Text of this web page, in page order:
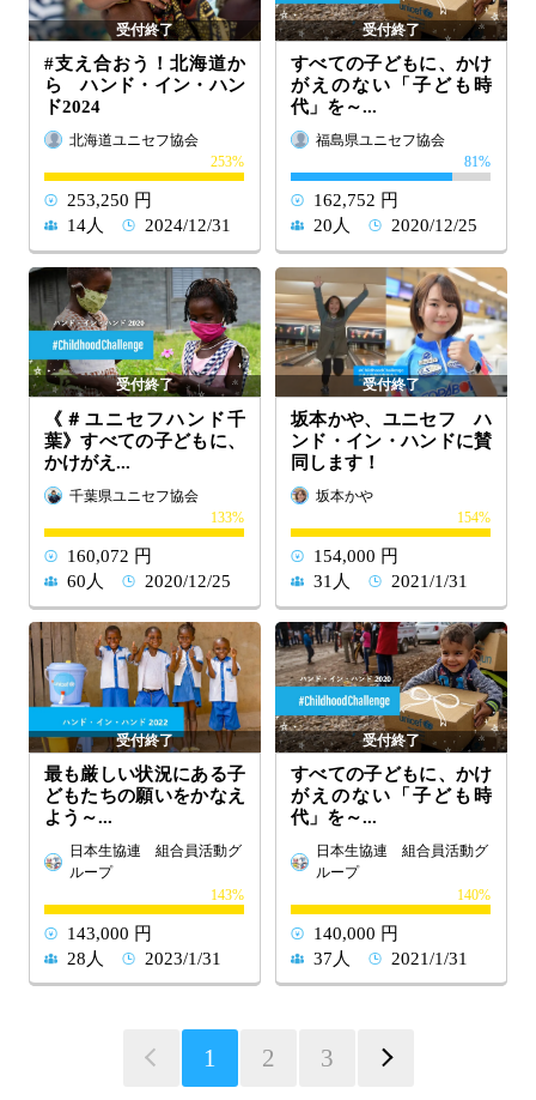
#支え合おう！北海道か
ら ハンド・イン・ハン
ド2024
北海道ユニセフ協会
253
253,250 円
14人
2024/12/31
すべての子どもに、かけ
がえのない「子ども時
代」を～...
福島県ユニセフ協会
81
162,752 円
20人
2020/12/25
《＃ユニセフハンド千
葉》すべての子どもに、
かけがえ...
千葉県ユニセフ協会
133
160,072 円
60人
2020/12/25
坂本かや、ユニセフ ハ
ンド・イン・ハンドに賛
同します！
坂本かや
154
154,000 円
31人
2021/1/31
最も厳しい状況にある子
どもたちの願いをかなえ
よう～...
日本生協連 組合員活動グ
ループ
143
143,000 円
28人
2023/1/31
すべての子どもに、かけ
がえのない「子ども時
代」を～...
日本生協連 組合員活動グ
ループ
140
140,000 円
37人
2021/1/31
1 2 3